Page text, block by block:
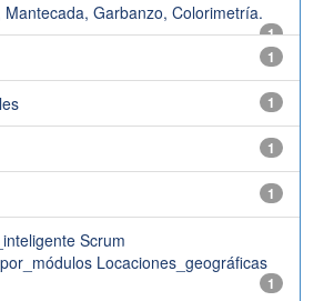
Mantecada, Garbanzo, Colorimetría.
1
1
1
1
1
Scrum
Locaciones_geográficas
1